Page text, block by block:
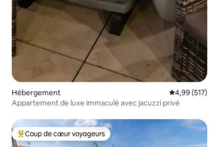
Hébergement Évaluation
4,99 (517)
Appartement de luxe immaculé avec jacuzzi privé
Coups de cœur voyageurs les plus appréciés
Coup de cœur voyageurs